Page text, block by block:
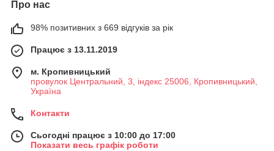
Про нас
98% позитивних з 669 відгуків за рік
Працює з 13.11.2019
м. Кропивницький
провулок Центральний, 3, індекс 25006, Кропивницький,
Україна
Контакти
Сьогодні працює з 10:00 до 17:00
Показати весь графік роботи